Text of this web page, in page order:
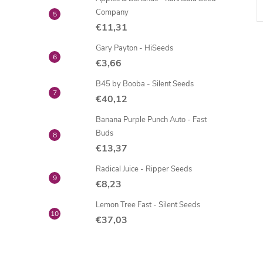
Company
€11,31
Gary Payton - HiSeeds
€3,66
B45 by Booba - Silent Seeds
€40,12
Banana Purple Punch Auto - Fast
Buds
€13,37
Radical Juice - Ripper Seeds
€8,23
Lemon Tree Fast - Silent Seeds
€37,03